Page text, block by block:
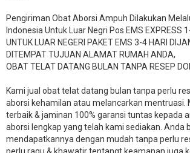
Pengiriman Obat Aborsi Ampuh Dilakukan
Indonesia Untuk Luar Negri Pos EMS EXPRESS
UNTUK LUAR NEGERI PAKET EMS 3-4 HARI
DITEMPAT TUJUAN ALAMAT RUMAH ANDA,
OBAT TELAT DATANG BULAN TANPA RESEP
Kami jual obat telat datang bulan tanpa perlu
aborsi kehamilan atau melancarkan mentruasi.
terbaik & jaminan 100% garansi tuntas kepada
aborsi lengkap yang telah kami sediakan. Anda
mendapatkannya dengan mudah tanpa perlu